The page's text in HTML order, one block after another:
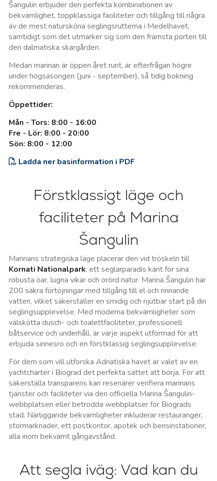
Šangulin erbjuder den perfekta kombinationen av
bekvämlighet, toppklassiga faciliteter och tillgång till några
av de mest natursköna seglingsrutterna i Medelhavet,
samtidigt som det utmärker sig som den främsta porten till
den dalmatiska skärgården.
Medan marinan är öppen året runt, är efterfrågan högre
under högsäsongen (juni - september), så tidig bokning
rekommenderas.
Öppettider:
Mån - Tors: 8:00 - 16:00
Fre - Lör: 8:00 - 20:00
Sön: 8:00 - 12:00
Ladda ner basinformation i PDF
Förstklassigt läge och
faciliteter på Marina
Šangulin
Marinans strategiska läge placerar den vid tröskeln till
Kornati Nationalpark, ett seglarparadis känt för sina
robusta öar, lugna vikar och orörd natur. Marina Šangulin har
200 säkra förtöjningar med tillgång till el och rinnande
vatten, vilket säkerställer en smidig och njutbar start på din
seglingsupplevelse. Med moderna bekvämligheter som
välskötta dusch- och toalettfaciliteter, professionell
båtservice och underhåll, är varje aspekt utformad för att
erbjuda sinnesro och en förstklassig seglingsupplevelse.
För dem som vill utforska Adriatiska havet är valet av en
yachtcharter i Biograd det perfekta sättet att börja. För att
säkerställa transparens kan resenärer verifiera marinans
tjänster och faciliteter via den officiella Marina Šangulin-
webbplatsen eller betrodda webbplatser för Biograds
stad. Närliggande bekvämligheter inkluderar restauranger,
stormarknader, ett postkontor, apotek och bensinstationer,
alla inom bekvämt gångavstånd.
Att segla iväg: Vad kan du